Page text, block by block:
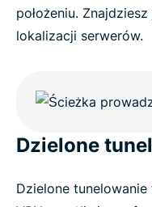
położeniu.
lokalizacji serwerów.
Dzielone
Dzielone